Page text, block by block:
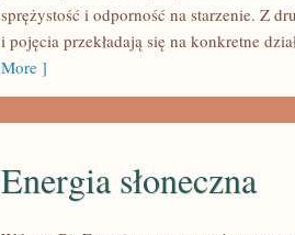
sprężystość i odporność na starzenie. Z
i pojęcia przekładają się na konkretne
More ]
Energia słoneczna